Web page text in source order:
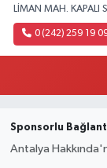
LİMAN MAH. KAPALI
0 (242) 259 19
Sponsorlu
Antalya